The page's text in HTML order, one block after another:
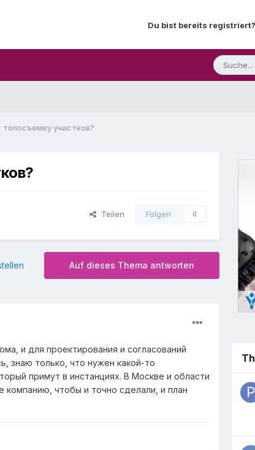
Du bist bereits
участков?
Teilen Folgen 0
Auf dieses Thema antworten
и для проектирования и согласований
знаю только, что нужен какой-то
примут в инстанциях. В Москве и области
компанию, чтобы и точно сделали, и план